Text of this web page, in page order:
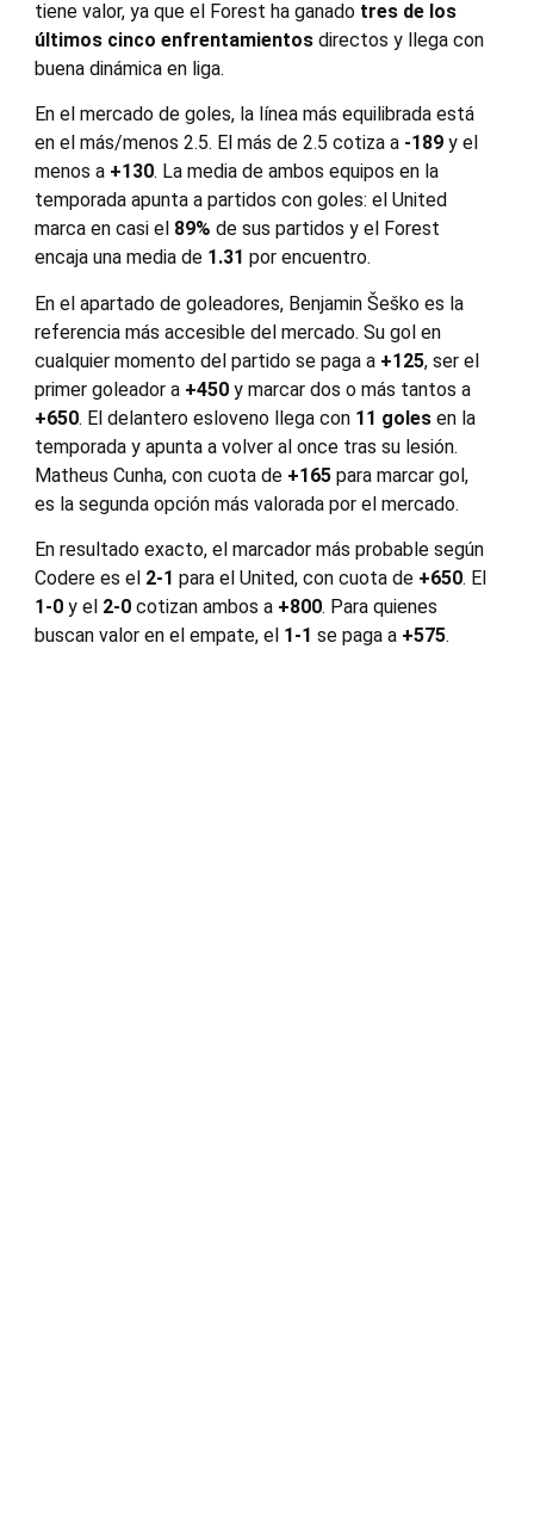
tiene valor, ya que el Forest ha ganado tres de los
últimos cinco enfrentamientos directos y llega con
buena dinámica en liga.
En el mercado de goles, la línea más equilibrada está
en el más/menos 2.5. El más de 2.5 cotiza a -189 y el
menos a +130. La media de ambos equipos en la
temporada apunta a partidos con goles: el United
marca en casi el 89% de sus partidos y el Forest
encaja una media de 1.31 por encuentro.
En el apartado de goleadores, Benjamin Šeško es la
referencia más accesible del mercado. Su gol en
cualquier momento del partido se paga a +125, ser el
primer goleador a +450 y marcar dos o más tantos a
+650. El delantero esloveno llega con 11 goles en la
temporada y apunta a volver al once tras su lesión.
Matheus Cunha, con cuota de +165 para marcar gol,
es la segunda opción más valorada por el mercado.
En resultado exacto, el marcador más probable según
Codere es el 2-1 para el United, con cuota de +650. El
1-0 y el 2-0 cotizan ambos a +800. Para quienes
buscan valor en el empate, el 1-1 se paga a +575.